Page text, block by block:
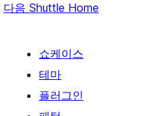
다음 Shuttle Home
쇼케이스
테마
플러그인